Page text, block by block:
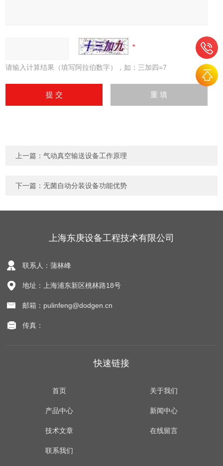
请输入计算结果（填写阿拉伯数字），如：三加四=7
上一篇：气动真空输送设备工作原理
下一篇：无菌自动分装设备功能优势
上海东庚设备工程技术有限公司
联系人：蒲林峰
地址：上海浦东新区桃林路18号
邮箱：pulinfeng@dodgen.cn
传真：
快速链接
首页 关于我们
产品中心 新闻中心
技术文章 在线留言
联系我们